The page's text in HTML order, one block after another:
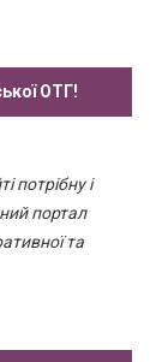
ОТГ!
потрібну і
портал
та